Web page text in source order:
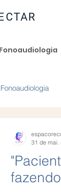
Fonoaudiologia
Fonoaudiologia
31 de mai.